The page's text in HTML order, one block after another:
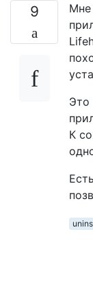
9
Мне
Это
К